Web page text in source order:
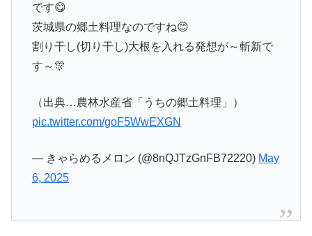
です😋
茨城県の郷土料理なのですね😊
割り干し(切り干し)大根を入れる発想が～斬新で
す～🎊
（出典…農林水産省「うちの郷土料理」）
pic.twitter.com/goF5WwEXGN
— きゃらめるメロン (@8nQJTzGnFB72220) May
6, 2025